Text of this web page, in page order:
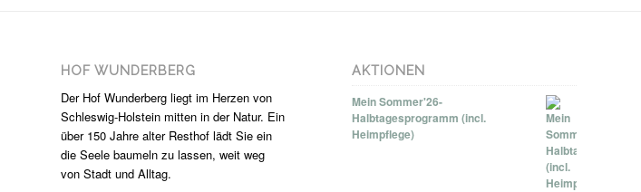
HOF WUNDERBERG
Der Hof Wunderberg liegt im Herzen von
Schleswig-Holstein mitten in der Natur. Ein
über 150 Jahre alter Resthof lädt Sie ein
die Seele baumeln zu lassen, weit weg
von Stadt und Alltag.
AKTIONEN
Mein Sommer'26-
Halbtagesprogramm (incl.
Heimpflege)